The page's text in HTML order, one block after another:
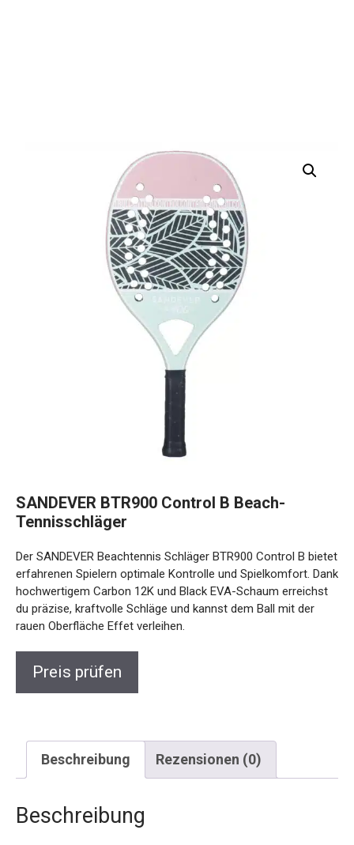
Tennisschläger
bietet erfahrenen Spielern optimale Kontrolle und
Spielkomfort. Dank hochwertigem Carbon 12K und Black
EVA-Schaum erreichst du präzise, kraftvolle Schläge und
kannst dem Ball mit der rauen Oberfläche Effet verleihen.
Beschreibung Rezensionen (0)
Beschreibung